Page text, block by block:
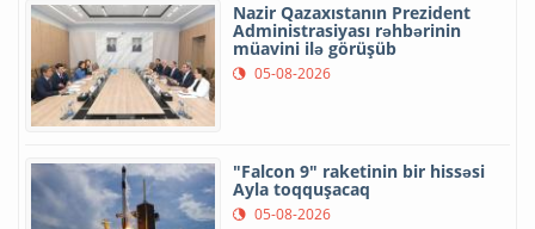
Nazir Qazaxıstanın Prezident
Administrasiyası rəhbərinin
müavini ilə görüşüb
05-08-2026
"Falcon 9" raketinin bir hissəsi
Ayla toqquşacaq
05-08-2026